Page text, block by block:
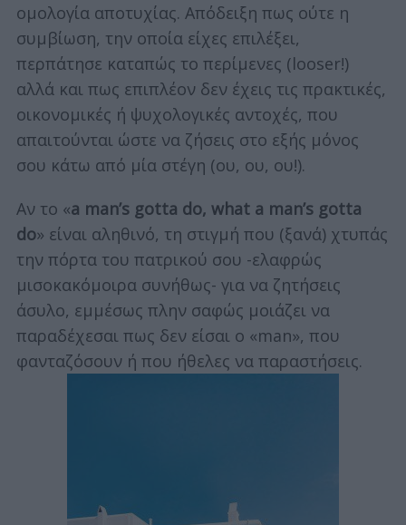
ομολογία αποτυχίας. Απόδειξη πως ούτε η
συμβίωση, την οποία είχες επιλέξει,
περπάτησε καταπώς το περίμενες (looser!)
αλλά και πως επιπλέον δεν έχεις τις πρακτικές,
οικονομικές ή ψυχολογικές αντοχές, που
απαιτούνται ώστε να ζήσεις στο εξής μόνος
σου κάτω από μία στέγη (ου, ου, ου!).
Αν το «a man’s gotta do, what a man’s gotta
do» είναι αληθινό, τη στιγμή που (ξανά) χτυπάς
την πόρτα του πατρικού σου -ελαφρώς
μισοκακόμοιρα συνήθως- για να ζητήσεις
άσυλο, εμμέσως πλην σαφώς μοιάζει να
παραδέχεσαι πως δεν είσαι ο «man», που
φανταζόσουν ή που ήθελες να παραστήσεις.